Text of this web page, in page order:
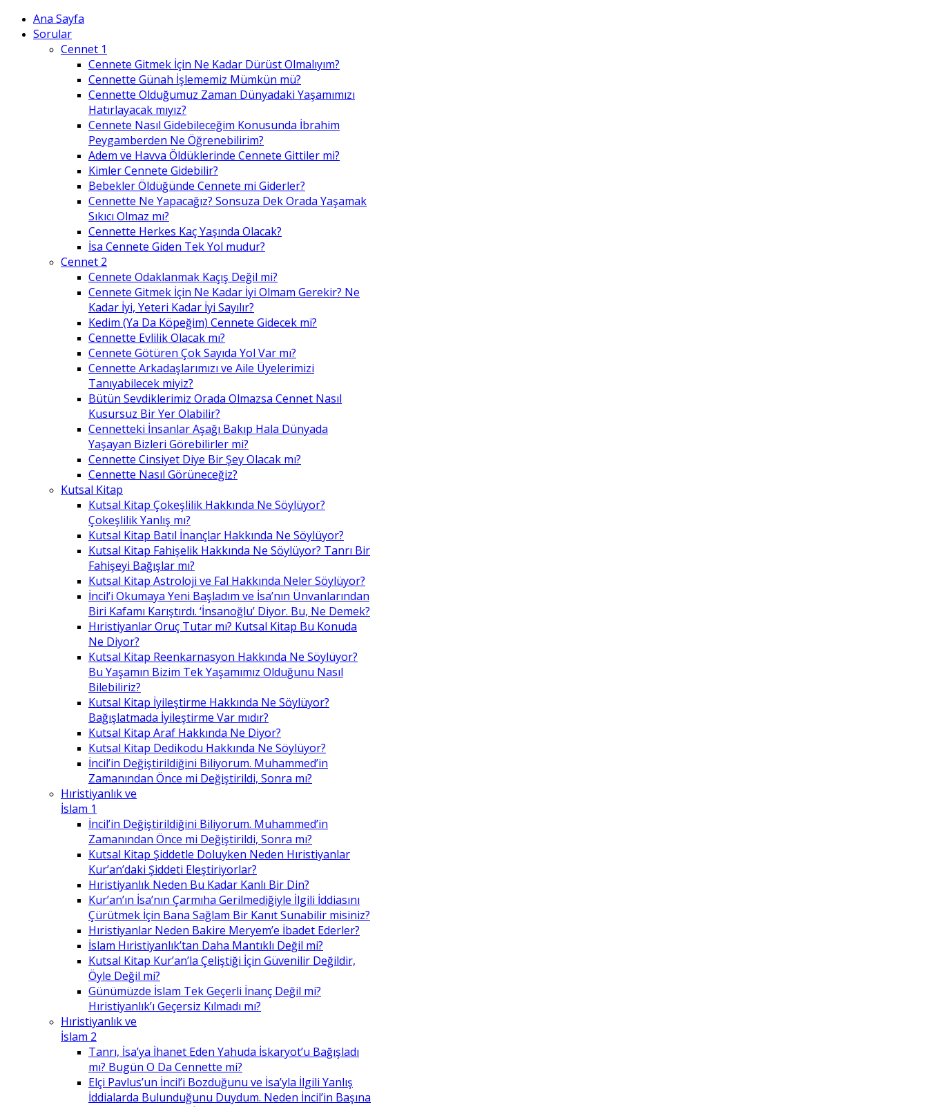
Ana Sayfa
Sorular
Cennet 1
Cennete Gitmek İçin Ne Kadar Dürüst Olmalıyım?
Cennette Günah İşlememiz Mümkün mü?
Cennette Olduğumuz Zaman Dünyadaki Yaşamımızı
Hatırlayacak mıyız?
Cennete Nasıl Gidebileceğim Konusunda İbrahim
Peygamberden Ne Öğrenebilirim?
Adem ve Havva Öldüklerinde Cennete Gittiler mi?
Kimler Cennete Gidebilir?
Bebekler Öldüğünde Cennete mi Giderler?
Cennette Ne Yapacağız? Sonsuza Dek Orada Yaşamak
Sıkıcı Olmaz mı?
Cennette Herkes Kaç Yaşında Olacak?
İsa Cennete Giden Tek Yol mudur?
Cennet 2
Cennete Odaklanmak Kaçış Değil mi?
Cennete Gitmek İçin Ne Kadar İyi Olmam Gerekir? Ne
Kadar İyi, Yeteri Kadar İyi Sayılır?
Kedim (Ya Da Köpeğim) Cennete Gidecek mi?
Cennette Evlilik Olacak mı?
Cennete Götüren Çok Sayıda Yol Var mı?
Cennette Arkadaşlarımızı ve Aile Üyelerimizi
Tanıyabilecek miyiz?
Bütün Sevdiklerimiz Orada Olmazsa Cennet Nasıl
Kusursuz Bir Yer Olabilir?
Cennetteki İnsanlar Aşağı Bakıp Hala Dünyada
Yaşayan Bizleri Görebilirler mi?
Cennette Cinsiyet Diye Bir Şey Olacak mı?
Cennette Nasıl Görüneceğiz?
Kutsal Kitap
Kutsal Kitap Çokeşlilik Hakkında Ne Söylüyor?
Çokeşlilik Yanlış mı?
Kutsal Kitap Batıl İnançlar Hakkında Ne Söylüyor?
Kutsal Kitap Fahişelik Hakkında Ne Söylüyor? Tanrı Bir
Fahişeyi Bağışlar mı?
Kutsal Kitap Astroloji ve Fal Hakkında Neler Söylüyor?
İncil’i Okumaya Yeni Başladım ve İsa’nın Ünvanlarından
Biri Kafamı Karıştırdı. ‘İnsanoğlu’ Diyor. Bu, Ne Demek?
Hıristiyanlar Oruç Tutar mı? Kutsal Kitap Bu Konuda
Ne Diyor?
Kutsal Kitap Reenkarnasyon Hakkında Ne Söylüyor?
Bu Yaşamın Bizim Tek Yaşamımız Olduğunu Nasıl
Bilebiliriz?
Kutsal Kitap İyileştirme Hakkında Ne Söylüyor?
Bağışlatmada İyileştirme Var mıdır?
Kutsal Kitap Araf Hakkında Ne Diyor?
Kutsal Kitap Dedikodu Hakkında Ne Söylüyor?
İncil’in Değiştirildiğini Biliyorum. Muhammed’in
Zamanından Önce mi Değiştirildi, Sonra mı?
Hıristiyanlık ve
İslam 1
İncil’in Değiştirildiğini Biliyorum. Muhammed’in
Zamanından Önce mi Değiştirildi, Sonra mı?
Kutsal Kitap Şiddetle Doluyken Neden Hıristiyanlar
Kur’an’daki Şiddeti Eleştiriyorlar?
Hıristiyanlık Neden Bu Kadar Kanlı Bir Din?
Kur’an’ın İsa’nın Çarmıha Gerilmediğiyle İlgili İddiasını
Çürütmek İçin Bana Sağlam Bir Kanıt Sunabilir misiniz?
Hıristiyanlar Neden Bakire Meryem’e İbadet Ederler?
İslam Hıristiyanlık’tan Daha Mantıklı Değil mi?
Kutsal Kitap Kur’an’la Çeliştiği İçin Güvenilir Değildir,
Öyle Değil mi?
Günümüzde İslam Tek Geçerli İnanç Değil mi?
Hıristiyanlık’ı Geçersiz Kılmadı mı?
Hıristiyanlık ve
İslam 2
Tanrı, İsa’ya İhanet Eden Yahuda İskaryot’u Bağışladı
mı? Bugün O Da Cennette mi?
Elçi Pavlus’un İncil’i Bozduğunu ve İsa’yla İlgili Yanlış
İddialarda Bulunduğunu Duydum. Neden İncil’in Başına